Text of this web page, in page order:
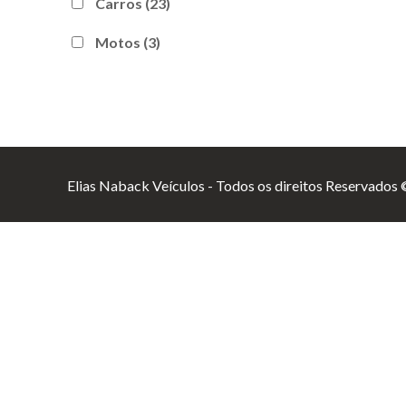
Motos (3)
Elias Naback Veículos - Todos os direitos